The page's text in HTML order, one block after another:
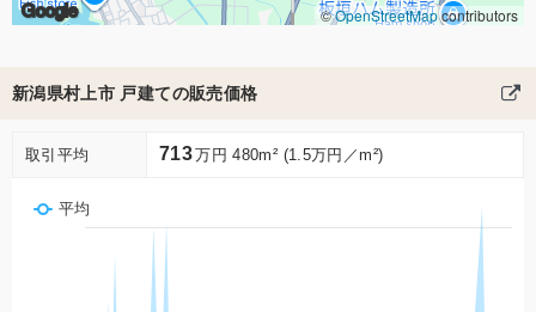
Google ©OpenStreetMapcontributors
新潟県村上市 戸建ての販売価格
取引平均 713万円 480m² (1.5万円／m²)
平均